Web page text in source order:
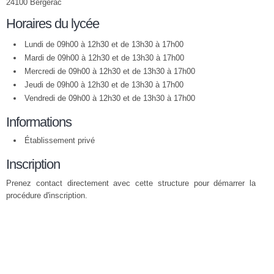
24100 Bergerac
Horaires du lycée
Lundi de 09h00 à 12h30 et de 13h30 à 17h00
Mardi de 09h00 à 12h30 et de 13h30 à 17h00
Mercredi de 09h00 à 12h30 et de 13h30 à 17h00
Jeudi de 09h00 à 12h30 et de 13h30 à 17h00
Vendredi de 09h00 à 12h30 et de 13h30 à 17h00
Informations
Établissement privé
Inscription
Prenez contact directement avec cette structure pour démarrer la
procédure d'inscription.